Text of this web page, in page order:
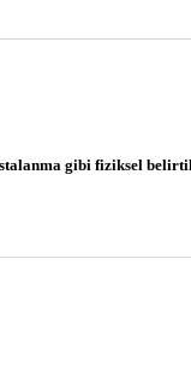
gibi fiziksel